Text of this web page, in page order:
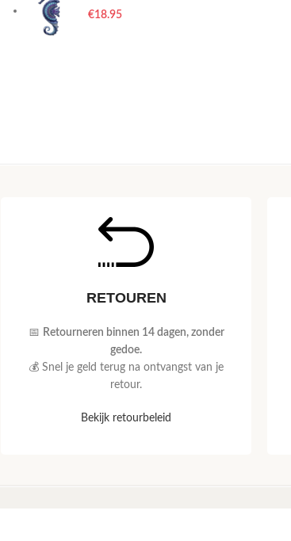
€18.95
RETOUREN
📅
Retourneren binnen 14 dagen, zonder
gedoe.
💰 Snel je geld terug na ontvangst van je
retour.
Bekijk retourbeleid